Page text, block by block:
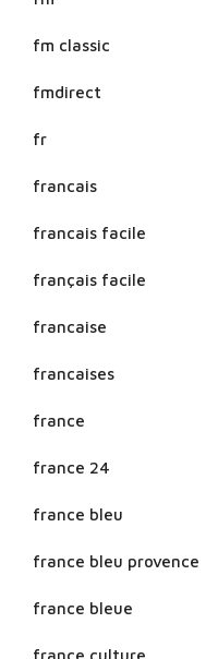
fm classic
fmdirect
fr
francais
francais facile
français facile
francaise
francaises
france
france 24
france bleu
france bleu provence
france bleue
france culture